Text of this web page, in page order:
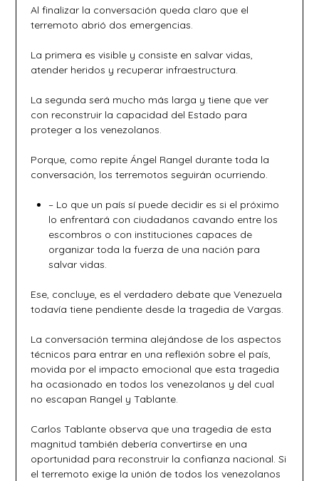
Al finalizar la conversación queda claro que el
terremoto abrió dos emergencias.
La primera es visible y consiste en salvar vidas,
atender heridos y recuperar infraestructura.
La segunda será mucho más larga y tiene que ver
con reconstruir la capacidad del Estado para
proteger a los venezolanos.
Porque, como repite Ángel Rangel durante toda la
conversación, los terremotos seguirán ocurriendo.
– Lo que un país sí puede decidir es si el próximo
lo enfrentará con ciudadanos cavando entre los
escombros o con instituciones capaces de
organizar toda la fuerza de una nación para
salvar vidas.
Ese, concluye, es el verdadero debate que Venezuela
todavía tiene pendiente desde la tragedia de Vargas.
La conversación termina alejándose de los aspectos
técnicos para entrar en una reflexión sobre el país,
movida por el impacto emocional que esta tragedia
ha ocasionado en todos los venezolanos y del cual
no escapan Rangel y Tablante.
Carlos Tablante observa que una tragedia de esta
magnitud también debería convertirse en una
oportunidad para reconstruir la confianza nacional. Si
el terremoto exige la unión de todos los venezolanos